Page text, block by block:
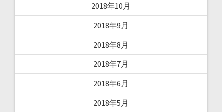
2018年10月
2018年9月
2018年8月
2018年7月
2018年6月
2018年5月